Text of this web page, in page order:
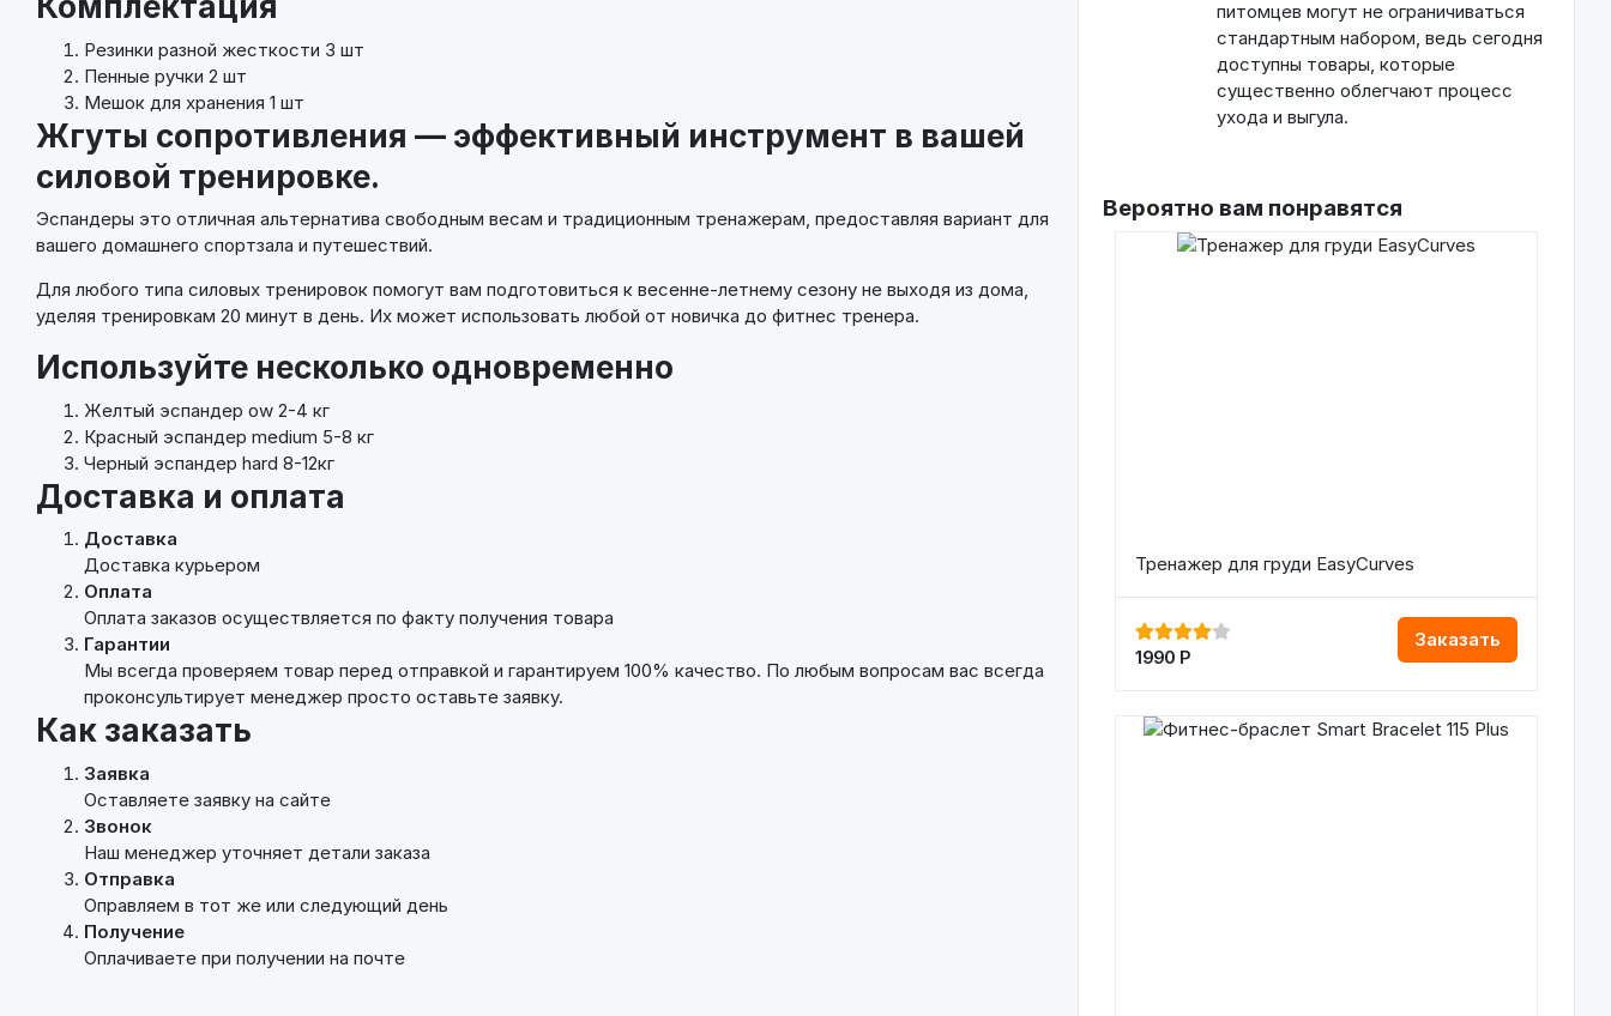
Резинки разной жесткости 3 шт
Пенные ручки 2 шт
Мешок для хранения 1 шт
Жгуты сопротивления — эффективный инструмент в вашей
силовой тренировке.
Эспандеры это отличная альтернатива свободным весам и традиционным тренажерам, предоставляя вариант для
вашего домашнего спортзала и путешествий.
Для любого типа силовых тренировок помогут вам подготовиться к весенне-летнему сезону не выходя из дома,
уделяя тренировкам 20 минут в день. Их может использовать любой от новичка до фитнес тренера.
Используйте несколько одновременно
Желтый эспандер ow 2-4 кг
Красный эспандер medium 5-8 кг
Черный эспандер hard 8-12кг
Доставка и оплата
Доставка
Доставка курьером
Оплата
Оплата заказов осуществляется по факту получения товара
Гарантии
Мы всегда проверяем товар перед отправкой и гарантируем 100% качество. По любым вопросам вас всегда
проконсультирует менеджер просто оставьте заявку.
Как заказать
Заявка
Оставляете заявку на сайте
Звонок
Наш менеджер уточняет детали заказа
Отправка
Оправляем в тот же или следующий день
Получение
Оплачиваете при получении на почте
питомцев могут не ограничиваться
стандартным набором, ведь сегодня
доступны товары, которые
существенно облегчают процесс
ухода и выгула.
Вероятно вам понравятся
Тренажер для груди EasyCurves
Заказать
1990 Р